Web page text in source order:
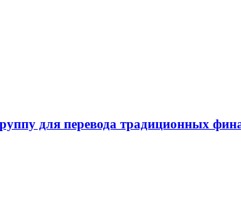
для перевода традиционных